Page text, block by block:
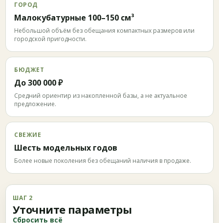
ГОРОД
Малокубатурные 100–150 см³
Небольшой объём без обещания компактных размеров или
городской пригодности.
БЮДЖЕТ
До 300 000 ₽
Средний ориентир из накопленной базы, а не актуальное
предложение.
СВЕЖИЕ
Шесть модельных годов
Более новые поколения без обещаний наличия в продаже.
ШАГ 2
Уточните параметры
Сбросить всё